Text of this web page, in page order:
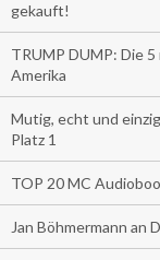
gekauft!
TRUMP DUMP: Die
Amerika
Mutig, echt und
Platz 1
TOP 20 MC
Jan Böhmermann an